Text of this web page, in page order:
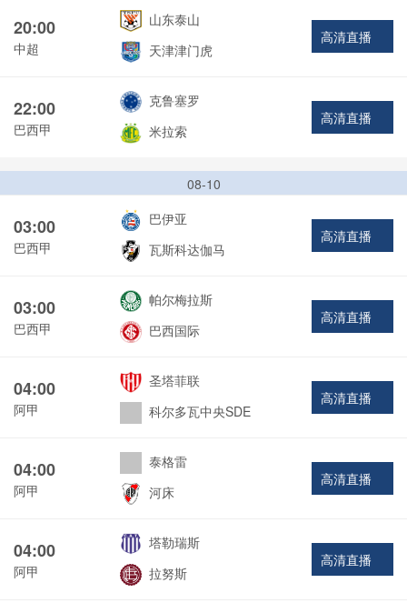
20:00
中超
山东泰山
天津津门虎
高清直播
22:00
巴西甲
克鲁塞罗
米拉索
高清直播
08-10
03:00
巴西甲
巴伊亚
瓦斯科达伽马
高清直播
03:00
巴西甲
帕尔梅拉斯
巴西国际
高清直播
04:00
阿甲
圣塔菲联
科尔多瓦中央SDE
高清直播
04:00
阿甲
泰格雷
河床
高清直播
04:00
阿甲
塔勒瑞斯
拉努斯
高清直播